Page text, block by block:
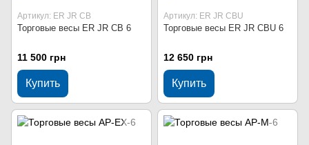
Артикул: ER JR CB
Торговые весы ER JR CB 6
11 500 грн
Купить
Артикул: ER JR CBU
Торговые весы ER JR CBU 6
12 650 грн
Купить